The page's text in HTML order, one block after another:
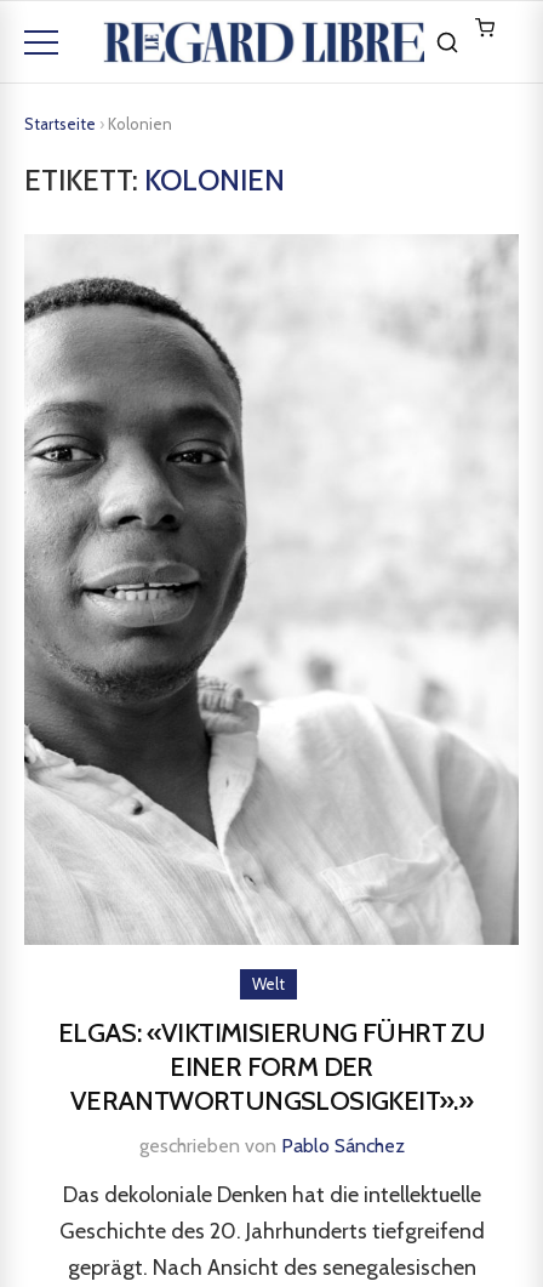
Startseite › Kolonien
ETIKETT: KOLONIEN
Welt
ELGAS: «VIKTIMISIERUNG FÜHRT ZU
EINER FORM DER
VERANTWORTUNGSLOSIGKEIT».»
geschrieben von Pablo Sánchez
Das dekoloniale Denken hat die intellektuelle
Geschichte des 20. Jahrhunderts tiefgreifend
geprägt. Nach Ansicht des senegalesischen